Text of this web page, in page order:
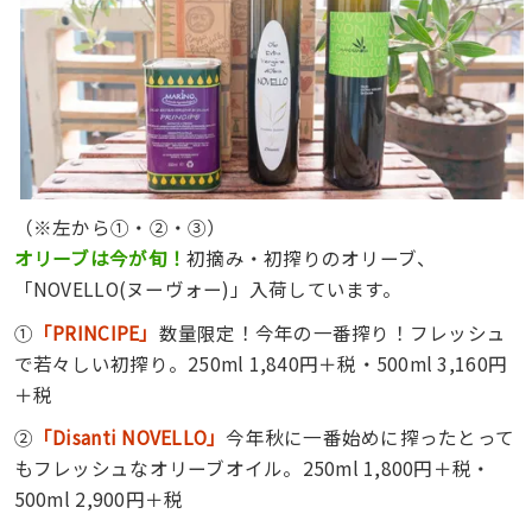
（※左から①・②・③）
オリーブは今が旬！初摘み・初搾りのオリーブ、
「NOVELLO(ヌーヴォー)」入荷しています。
① 「PRINCIPE」 数量限定！今年の一番搾り！フレッシュ
で若々しい初搾り。250ml 1,840円＋税・500ml 3,160円
＋税
② 「Disanti NOVELLO」今年秋に一番始めに搾ったとって
もフレッシュなオリーブオイル。250ml 1,800円＋税・
500ml 2,900円＋税